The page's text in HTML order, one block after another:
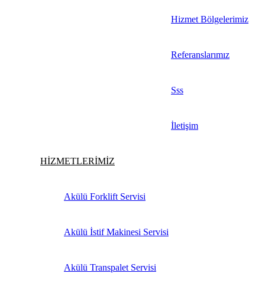
Hizmet Bölgelerimiz
Referanslarımız
Sss
İletişim
HİZMETLERİMİZ
Akülü Forklift Servisi
Akülü İstif Makinesi Servisi
Akülü Transpalet Servisi